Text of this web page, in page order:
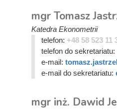
mgr Tomasz
Katedra Ekonometrii
telefon: +48 58 523 11
telefon do sekretariatu:
e-mail:
e-mail do sekretariatu:
mgr inż. Dawid